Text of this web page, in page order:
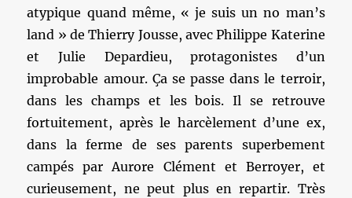
atypique quand même, « je suis un no man’s
land » de Thierry Jousse, avec Philippe Katerine
et Julie Depardieu, protagonistes d’un
improbable amour. Ça se passe dans le terroir,
dans les champs et les bois. Il se retrouve
fortuitement, après le harcèlement d’une ex,
dans la ferme de ses parents superbement
campés par Aurore Clément et Berroyer, et
curieusement, ne peut plus en repartir. Très